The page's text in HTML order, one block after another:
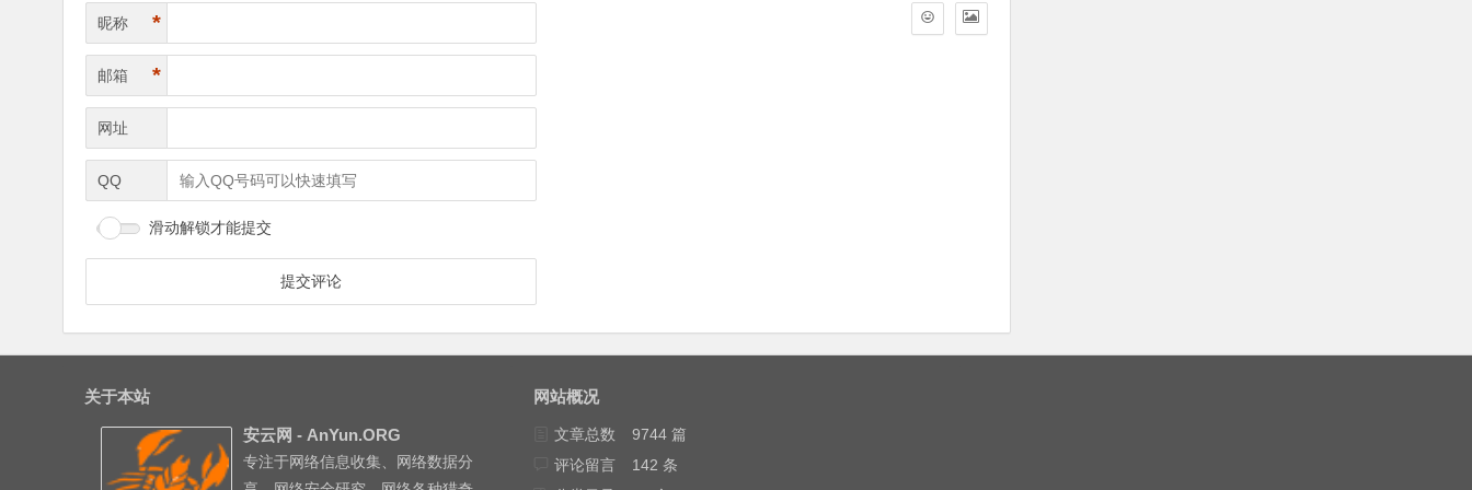
昵称 *
邮箱 *
网址
QQ
滑动解锁才能提交
关于本站
安云网 - AnYun.ORG
专注于网络信息收集、网络数据分
网站概况
文章总数
9744 篇
评论留言
142 条